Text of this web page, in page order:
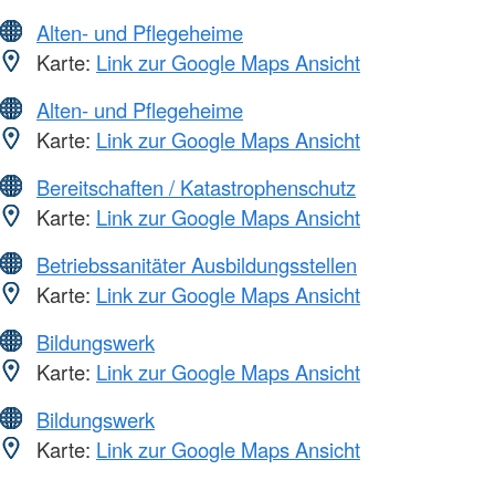
Alten- und Pflegeheime
Karte: Link zur Google Maps Ansicht
Alten- und Pflegeheime
Karte: Link zur Google Maps Ansicht
Bereitschaften / Katastrophenschutz
Karte: Link zur Google Maps Ansicht
Betriebssanitäter Ausbildungsstellen
Karte: Link zur Google Maps Ansicht
Bildungswerk
Karte: Link zur Google Maps Ansicht
Bildungswerk
Karte: Link zur Google Maps Ansicht